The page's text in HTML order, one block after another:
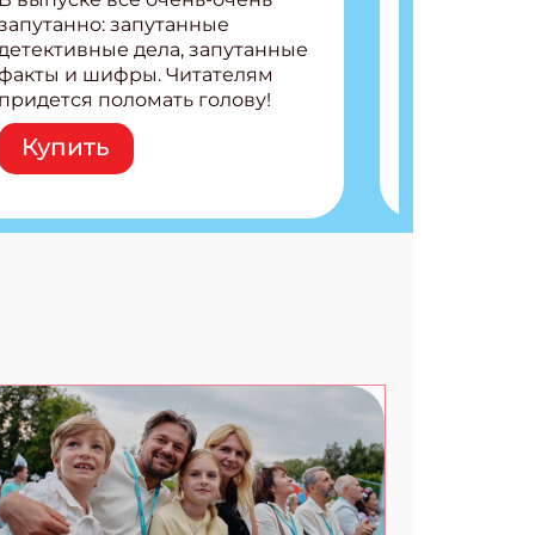
запутанные
дела, запутанные
и шифры. Читателям
придется поломать голову!
Внутри: Шифры и
расшифровки Плетем
запутанные поделки
коды 3 комикса
Купить